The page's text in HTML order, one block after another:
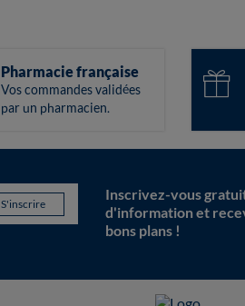
Pharmacie française
Vos commandes validées
par un pharmacien.
Inscrivez-vous
d'information et
bons plans !